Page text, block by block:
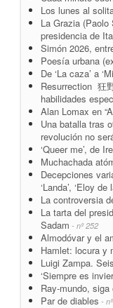
Los lunes al
La Grazia (Paolo
presidencia de
Simón 2026,
Poesía urbana
De ‘La caza’ a
Resurrection 狂
habilidades
Alan Lomax en
Una batalla tras
revolución no
‘Queer me’, de
Muchachada
Decepciones
‘Landa’, ‘Eloy
La controversia
La tarta del
Sadam - nº 252
Almodóvar y el
Hamlet: locura y
Luigi Zampa.
‘Siempre es
Ray-mundo,
Par de diables -